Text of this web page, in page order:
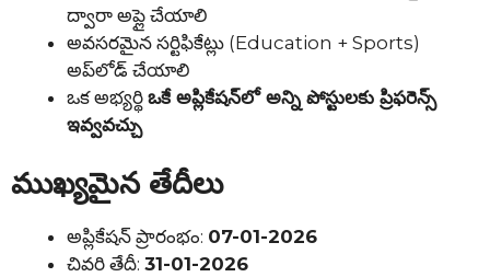
ద్వారా అప్లై చేయాలి
అవసరమైన సర్టిఫికేట్లు (Education + Sports)
అప్‌లోడ్ చేయాలి
ఒక అభ్యర్థి ఒకే అప్లికేషన్‌లో అన్ని పోస్టులకు ప్రిఫరెన్స్
ఇవ్వవచ్చు
ముఖ్యమైన తేదీలు
అప్లికేషన్ ప్రారంభం: 07-01-2026
చివరి తేదీ: 31-01-2026